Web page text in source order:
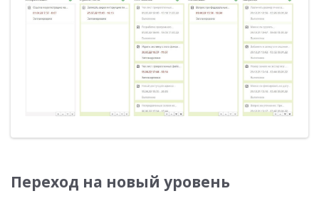
Переход на новый уровень